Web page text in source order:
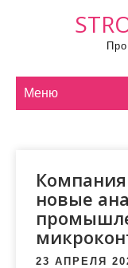
Меню
новые
23 АПРЕЛЯ